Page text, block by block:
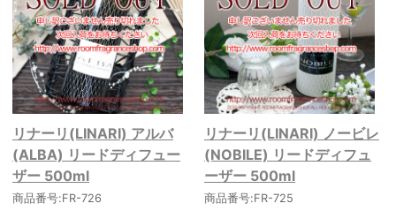
リナーリ(LINARI) アルバ
(ALBA) リードディフュー
ザー 500ml
商品番号:FR-726
リナーリ(LINARI) ノービレ
(NOBILE) リードディフュ
ーザー 500ml
商品番号:FR-725